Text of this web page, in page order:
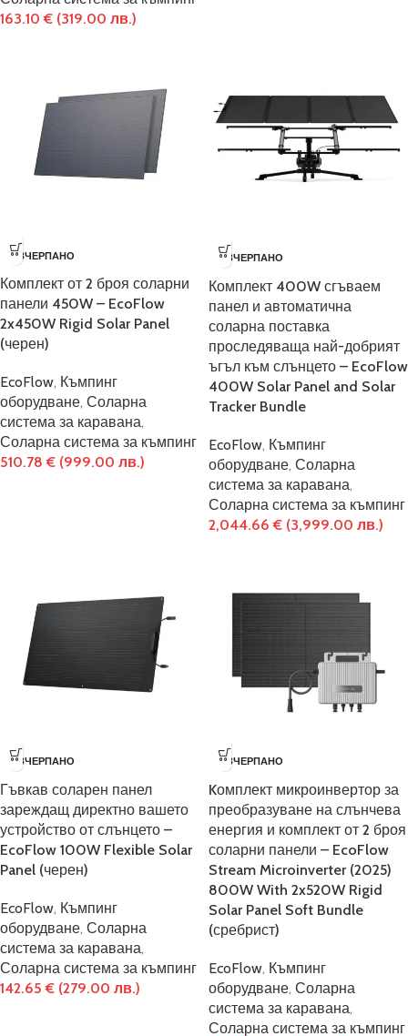
163.10€ (319.00 лв.)
ИЗЧЕРПАНО
Комплект от 2 броя соларни
панели 450W – EcoFlow
2x450W Rigid Solar Panel
(черен)
EcoFlow, Къмпинг
оборудване, Соларна
система за каравана,
Соларна система за къмпинг
510.78€ (999.00 лв.)
ИЗЧЕРПАНО
Комплект 400W сгъваем
панел и автоматична
соларна поставка
проследяваща най-добрият
ъгъл към слънцето – EcoFlow
400W Solar Panel and Solar
Tracker Bundle
EcoFlow, Къмпинг
оборудване, Соларна
система за каравана,
Соларна система за къмпинг
2,044.66€ (3,999.00 лв.)
ИЗЧЕРПАНО
Гъвкав соларен панел
зареждащ директно вашето
устройство от слънцето –
EcoFlow 100W Flexible Solar
Panel (черен)
EcoFlow, Къмпинг
оборудване, Соларна
система за каравана,
Соларна система за къмпинг
142.65€ (279.00 лв.)
ИЗЧЕРПАНО
Kомплект микроинвертор за
преобразуване на слънчева
енергия и комплект от 2 броя
соларни панели – EcoFlow
Stream Microinverter (2025)
800W With 2x520W Rigid
Solar Panel Soft Bundle
(сребрист)
EcoFlow, Къмпинг
оборудване, Соларна
система за каравана,
Соларна система за къмпинг